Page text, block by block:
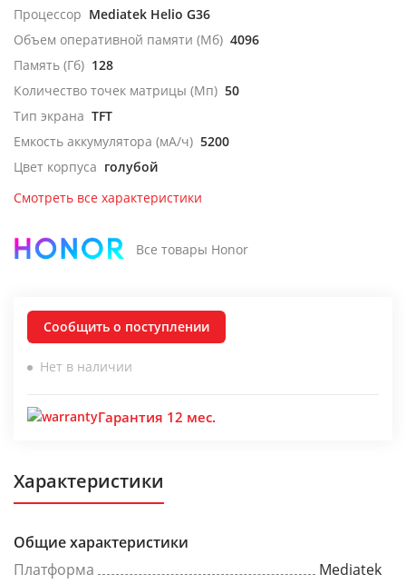
Процессор Mediatek Helio G36
Объем оперативной памяти (Мб) 4096
Память (Гб) 128
Количество точек матрицы (Мп) 50
Тип экрана TFT
Емкость аккумулятора (мА/ч) 5200
Цвет корпуса голубой
Смотреть все характеристики
Все товары Honor
Сообщить о поступлении
Нет в наличии
Гарантия 12 мес.
Характеристики
Общие характеристики
Платформа
Mediatek